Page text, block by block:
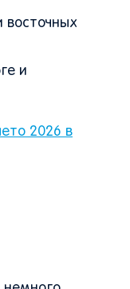
восточных
и
2026 в